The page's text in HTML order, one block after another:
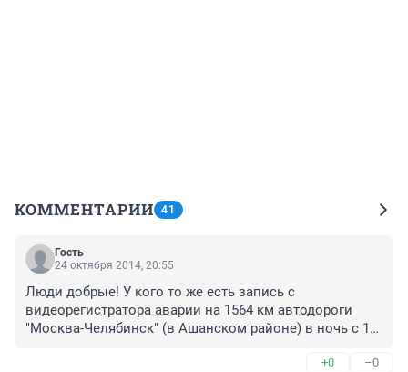
КОММЕНТАРИИ 41
Гость
24 октября 2014, 20:55
Люди добрые! У кого то же есть запись с
видеорегистратора аварии на 1564 км автодороги
"Москва-Челябинск" (в Ашанском районе) в ночь с 11
+0 –0